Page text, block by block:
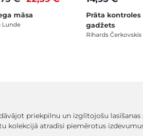
māsa
Lunde
Prāta kontroles
gadžets
Rihards Čerkovskis
priekpilnu un izglītojošu lasīšanas
kolekcijā atradīsi piemērotus